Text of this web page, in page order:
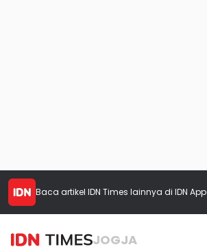
Baca artikel IDN Times lainnya di IDN App
JOGJA